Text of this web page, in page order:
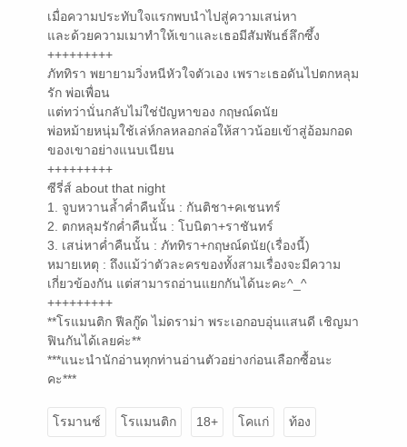
เมื่อความประทับใจแรกพบนำไปสู่ความเสน่หา
และด้วยความเมาทำให้เขาและเธอมีสัมพันธ์ลึกซึ้ง
+++++++++
ภัททิรา พยายามวิ่งหนีหัวใจตัวเอง เพราะเธอดันไปตกหลุม
รัก พ่อเพื่อน
แต่ทว่านั่นกลับไม่ใช่ปัญหาของ กฤษณ์ดนัย
พ่อหม้ายหนุ่มใช้เล่ห์กลหลอกล่อให้สาวน้อยเข้าสู่อ้อมกอด
ของเขาอย่างแนบเนียน
+++++++++
ซีรี่ส์ about that night
1. จูบหวานล้ำค่ำคืนนั้น : กันติชา+คเชนทร์
2. ตกหลุมรักค่ำคืนนั้น : โบนิตา+ราชันทร์
3. เสน่หาค่ำคืนนั้น : ภัททิรา+กฤษณ์ดนัย(เรื่องนี้)
หมายเหตุ : ถึงแม้ว่าตัวละครของทั้งสามเรื่องจะมีความ
เกี่ยวข้องกัน แต่สามารถอ่านแยกกันได้นะคะ^_^
+++++++++
**โรแมนติก ฟีลกู๊ด ไม่ดราม่า พระเอกอบอุ่นแสนดี เชิญมา
ฟินกันได้เลยค่ะ**
***แนะนำนักอ่านทุกท่านอ่านตัวอย่างก่อนเลือกซื้อนะ
คะ***
โรมานซ์ โรแมนติก 18+ โคแก่ ท้อง